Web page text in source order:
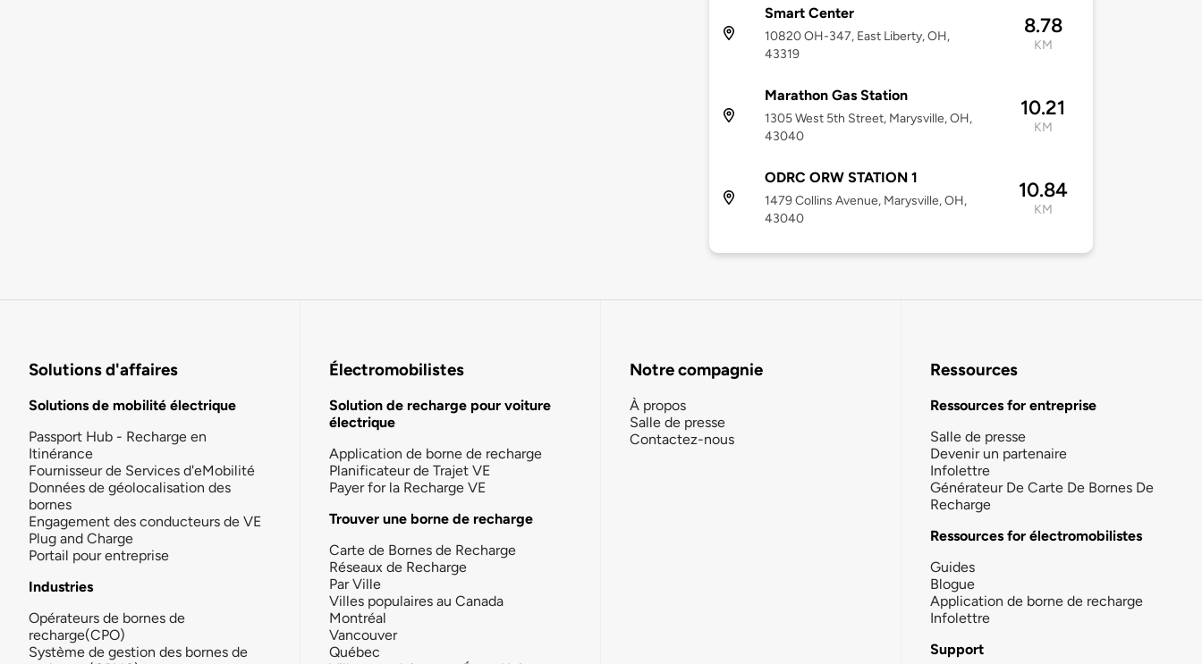
Smart Center
10820 OH-347, East Liberty, OH,
43319
8.78
KM
Marathon Gas Station
1305 West 5th Street, Marysville, OH,
43040
10.21
KM
ODRC ORW STATION 1
1479 Collins Avenue, Marysville, OH,
43040
10.84
KM
Solutions d'affaires
Solutions de mobilité électrique
Passport Hub - Recharge en
Itinérance
Fournisseur de Services d'eMobilité
Données de géolocalisation des
bornes
Engagement des conducteurs de VE
Plug and Charge
Portail pour entreprise
Industries
Opérateurs de bornes de
recharge(CPO)
Système de gestion des bornes de
Électromobilistes
Solution de recharge pour voiture
électrique
Application de borne de recharge
Planificateur de Trajet VE
Payer for la Recharge VE
Trouver une borne de recharge
Carte de Bornes de Recharge
Réseaux de Recharge
Par Ville
Villes populaires au Canada
Montréal
Vancouver
Québec
Notre compagnie
À propos
Salle de presse
Contactez-nous
Ressources
Ressources for entreprise
Salle de presse
Devenir un partenaire
Infolettre
Générateur De Carte De Bornes De
Recharge
Ressources for électromobilistes
Guides
Blogue
Application de borne de recharge
Infolettre
Support